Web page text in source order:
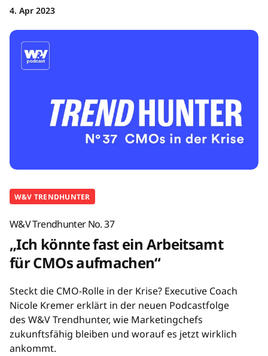
4. Apr 2023
W&V TRENDHUNTER
W&V Trendhunter No. 37
„Ich könnte fast ein Arbeitsamt
für CMOs aufmachen“
Steckt die CMO-Rolle in der Krise? Executive Coach
Nicole Kremer erklärt in der neuen Podcastfolge
des W&V Trendhunter, wie Marketingchefs
zukunftsfähig bleiben und worauf es jetzt wirklich
ankommt.